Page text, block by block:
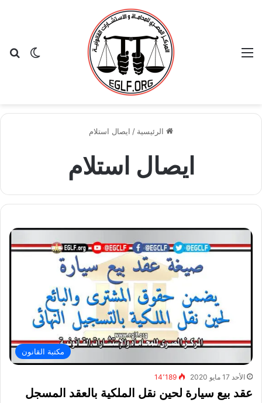
الوضع القائمة
الرئيسية / ايصال استلام
ايصال استلام
مكتبة القانون
الأحد 17 مايو 2020 14٬189
عقد بيع سيارة لحين نقل الملكية بالعقد المسجل